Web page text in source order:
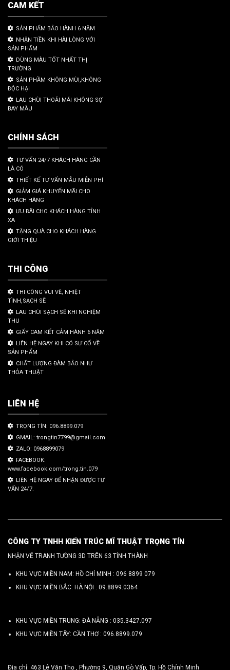
CAM KẾT
SẢN PHẨM BẢO HÀNH 6 NĂM
NHẬN TIỀN KHI HÀI LÒNG VỚI
SẢN PHẨM
DÙNG MÀU TỐT NHẤT THỊ
TRƯỜNG
SẢN PHẦM KHÔNG MÙI,KHÔNG
ĐỘC HẠI
LAU CHÙI THOẢI MÁI KHÔNG SỢ
BAY MÀU
CHÍNH SÁCH
TƯ VẤN 24/7 KHÁCH HÀNG CẦN
LÀ CÓ
THIẾT KẾ TƯ VẤN MẪU MIỄN PHÍ
GIẢM GIÁ KHUYẾN MÃI CHO
KHÁCH HÀNG
ƯU ĐÃI CHO KHÁCH HÀNG TỈNH
XA
TẶNG QUÀ CHO KHÁCH HÀNG
GIỚI THIỆU
THI CÔNG
THI CÔNG VUI VẼ, NHIỆT
TÌNH,SẠCH SẼ
LAU CHÙI SẠCH SẼ KHI NGHIỆM
THU
GIẤY CAM KẾT CẢM HÀNH 6 NĂM
LIÊN HỆ NGAY KHI CÓ SỰ CỐ VỀ
SẢN PHẨM
CHẤT LƯỢNG ĐÀM BẢO NHƯ
THỎA THUẬT
LIÊN HỆ
TRỌNG TÍN: 096.8899.079
GMAIL: trongtin7799@gmail.com
ZALO: 0968899079
FACEBOOK:
www.facebook.com/trong.tin.079
LIÊN HỆ NGAY ĐỂ NHẬN ĐƯỢC TƯ
VẤN 24/7.
CÔNG TY TNHH KIẾN TRÚC MĨ THUẬT TRỌNG TÍN
NHẬN VẼ TRANH TƯỜNG 3D TRÊN 63 TỈNH THÀNH
KHU VỰC MIỀN NAM: HỒ CHÍ MINH : 096 8899 079
KHU VỰC MIỀN BẮC: HÀ NỘI : 09.8899.0364
KHU VỰC MIỀN TRUNG: ĐÀ NẴNG : 035.3427.097
KHU VỰC MIỀN TÂY: CẦN THƠ : 096.8899.079
Địa chỉ: 463 Lê Văn Thọ , Phường 9, Quận Gò Vấp, Tp. Hồ Chính Minh